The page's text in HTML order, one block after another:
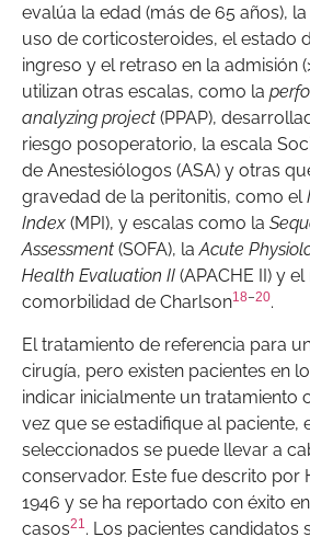
evalúa la edad (más de 65 años),
uso de corticosteroides, el estado
ingreso y el retraso en la admisión
utilizan otras escalas, como la
analyzing project (PPAP),
riesgo posoperatorio, la escala
de Anestesiólogos (ASA) y otras
gravedad de la peritonitis, como el
Index (MPI), y escalas como la
Assessment (SOFA), laAcute
Health Evaluation II (APACHE II) y
comorbilidad de Charlson18–20.
El tratamiento de referencia para
cirugía, pero existen pacientes en
indicar inicialmente un tratamiento
vez que se estadifique al paciente,
seleccionados se puede llevar a
conservador. Este fue descrito por
1946 y se ha reportado con éxito
casos21 . Los pacientes candidatos